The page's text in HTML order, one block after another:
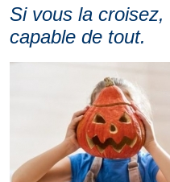
Si vous la
capable de tout.